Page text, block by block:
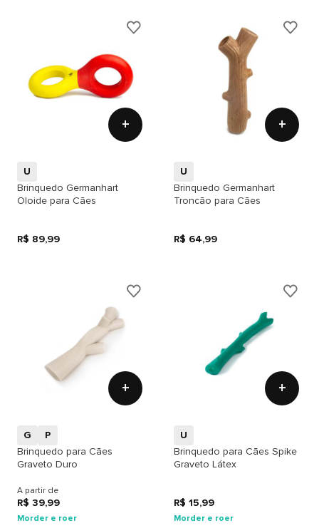
+
U
Brinquedo Germanhart
Oloide para Cães
R$ 89,99
+
U
Brinquedo Germanhart
Troncão para Cães
R$ 64,99
+
G
P
Brinquedo para Cães
Graveto Duro
A partir de
R$ 39,99
Morder e roer
+
U
Brinquedo para Cães Spike
Graveto Látex
R$ 15,99
Morder e roer